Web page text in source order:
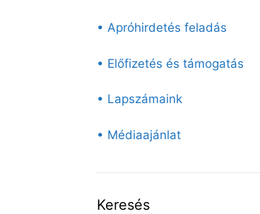
• Apróhirdetés feladás
• Előfizetés és támogatás
• Lapszámaink
• Médiaajánlat
Keresés